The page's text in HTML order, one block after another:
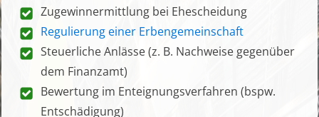
Zugewinnermittlung bei Ehescheidung
Regulierung einer Erbengemeinschaft
Steuerliche Anlässe (z. B. Nachweise gegenüber
dem Finanzamt)
Bewertung im Enteignungsverfahren (bspw.
Entschädigung)